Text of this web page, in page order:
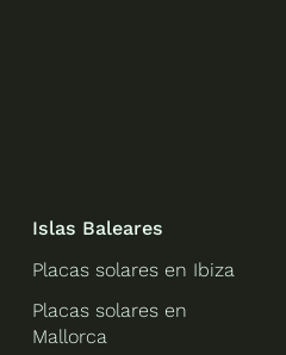
Islas Baleares
Placas solares en Ibiza
Placas solares en
Mallorca